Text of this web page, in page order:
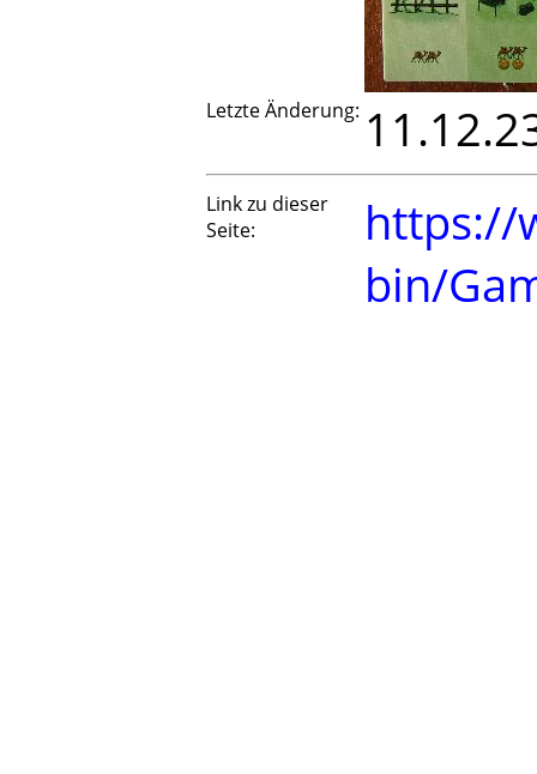
Letzte Änderung:
Link zu dieser
Seite:
https://
bin/